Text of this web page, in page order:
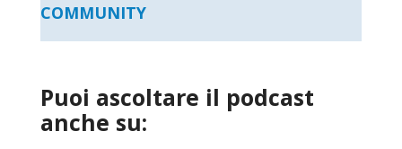
COMMUNITY
Puoi ascoltare il podcast
anche su: